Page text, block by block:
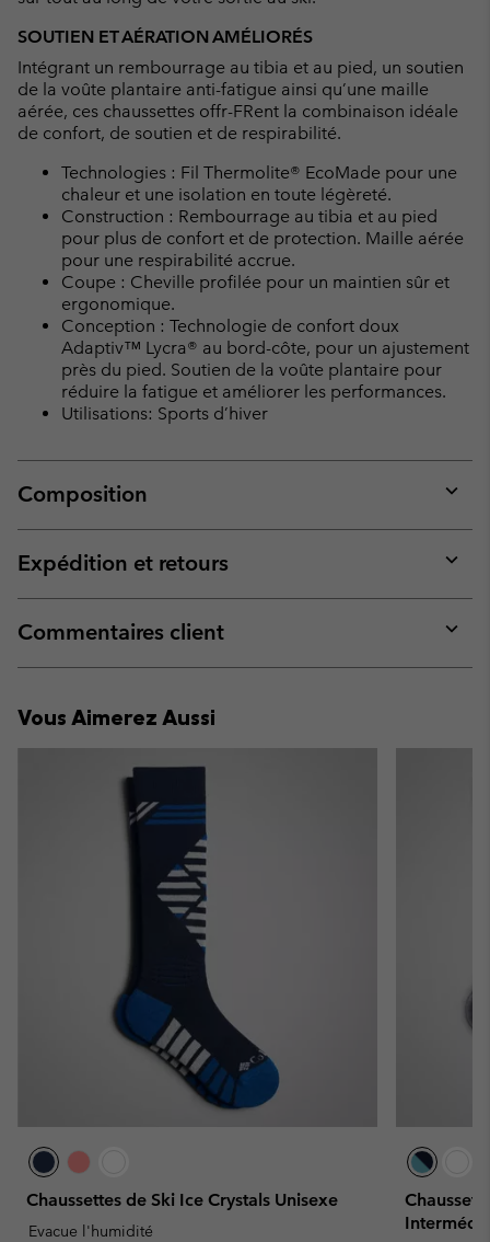
SOUTIEN ET AÉRATION AMÉLIORÉS
Intégrant un rembourrage au tibia et au pied, un soutien
de la voûte plantaire anti-fatigue ainsi qu’une maille
aérée, ces chaussettes offr-FRent la combinaison idéale
de confort, de soutien et de respirabilité.
Technologies : Fil Thermolite® EcoMade pour une
chaleur et une isolation en toute légèreté.
Construction : Rembourrage au tibia et au pied
pour plus de confort et de protection. Maille aérée
pour une respirabilité accrue.
Coupe : Cheville profilée pour un maintien sûr et
ergonomique.
Conception : Technologie de confort doux
Adaptiv™ Lycra® au bord-côte, pour un ajustement
près du pied. Soutien de la voûte plantaire pour
réduire la fatigue et améliorer les performances.
Utilisations: Sports d’hiver
Composition
or
Expédition et retours
or
Commentaires client
or
Vous Aimerez Aussi
Chaussettes de Ski Ice Crystals Unisexe
Evacue l'humidité